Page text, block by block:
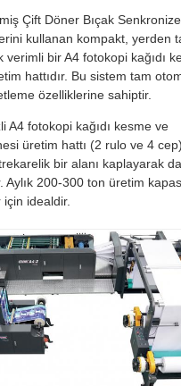
Çift Döner Bıçak Senkronize
kullanan kompakt, yerden
verimli bir A4 fotokopi kağıdı
hattıdır. Bu sistem tam
özelliklerine sahiptir.
A4 fotokopi kağıdı kesme ve
üretim hattı (2 rulo ve 4 cep),
bir alanı kaplayarak
Aylık 200-300 ton üretim
için idealdir.